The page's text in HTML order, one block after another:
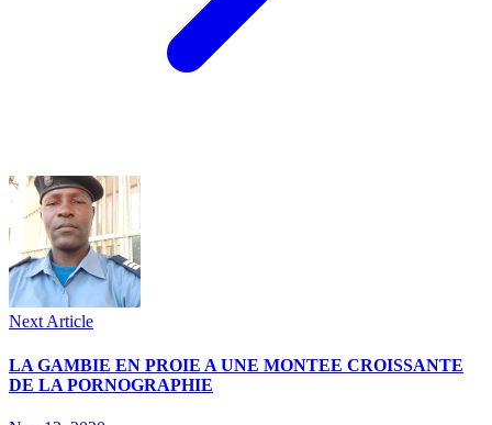
Next Article
LA GAMBIE EN PROIE A UNE MONTEE CROISSANTE
DE LA PORNOGRAPHIE